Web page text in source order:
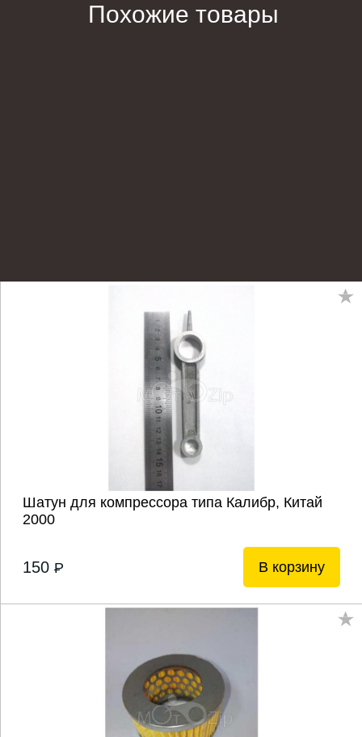
Похожие товары
Шатун для компрессора типа Калибр, Китай
2000
150 P В корзину